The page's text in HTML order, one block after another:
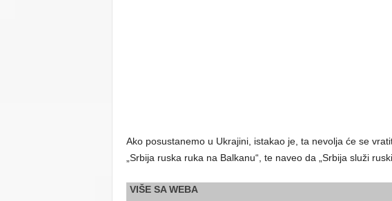
Ako posustanemo u Ukrajini, istakao je, ta nevolja će se
„Srbija ruska ruka na Balkanu“, te naveo da „Srbija služi